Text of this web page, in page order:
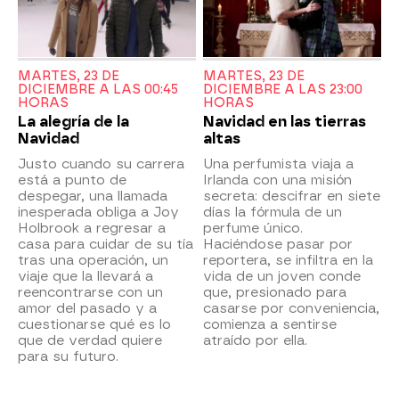
MARTES, 23 DE
DICIEMBRE A LAS 00:45
HORAS
La alegría de la
Navidad
Justo cuando su carrera
está a punto de
despegar, una llamada
inesperada obliga a Joy
Holbrook a regresar a
casa para cuidar de su tía
tras una operación, un
viaje que la llevará a
reencontrarse con un
amor del pasado y a
cuestionarse qué es lo
que de verdad quiere
para su futuro.
MARTES, 23 DE
DICIEMBRE A LAS 23:00
HORAS
Navidad en las tierras
altas
Una perfumista viaja a
Irlanda con una misión
secreta: descifrar en siete
días la fórmula de un
perfume único.
Haciéndose pasar por
reportera, se infiltra en la
vida de un joven conde
que, presionado para
casarse por conveniencia,
comienza a sentirse
atraído por ella.